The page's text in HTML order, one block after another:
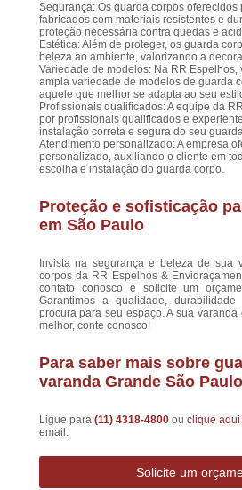
Segurança: Os guarda corpos oferecidos
fabricados com materiais resistentes e
proteção necessária contra quedas e
Estética: Além de proteger, os guarda
beleza ao ambiente, valorizando a
Variedade de modelos: Na RR Espelhos,
ampla variedade de modelos de guarda
aquele que melhor se adapta ao seu
Profissionais qualificados: A equipe da
por profissionais qualificados e
instalação correta e segura do seu
Atendimento personalizado: A empresa
personalizado, auxiliando o cliente em
escolha e instalação do guarda corpo.
Proteção e sofisticação
em São Paulo
Invista na segurança e beleza de sua
corpos da RR Espelhos &
contato conosco e solicite um
Garantimos a qualidade,
procura para seu espaço. A sua
melhor, conte conosco!
Para saber mais sobre
varanda Grande São Paulo
Ligue para (11) 4318-4800 ou clique aqui
email.
Solicite um